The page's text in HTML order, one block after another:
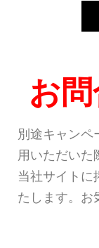
お
別途キャンペ
用いただいた
当社サイトに
たします。お